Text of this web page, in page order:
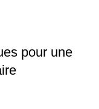
pour une